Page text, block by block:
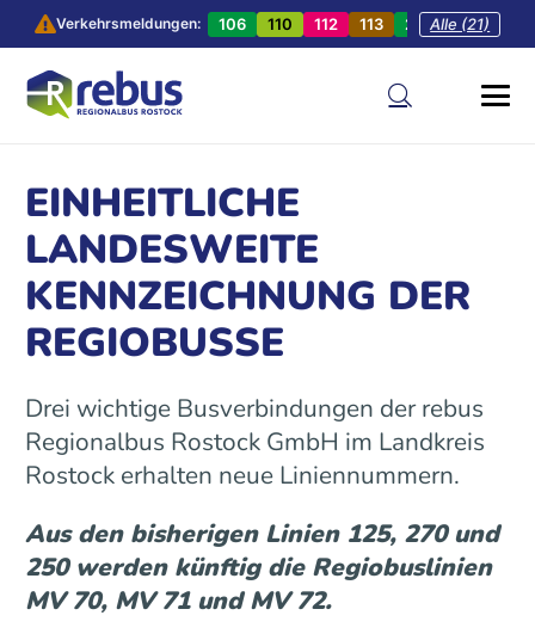
Verkehrsmeldungen: 106 110 112 113 201 202
Alle (21)
EINHEITLICHE
LANDESWEITE
KENNZEICHNUNG DER
REGIOBUSSE
Drei wichtige Busverbindungen der rebus
Regionalbus Rostock GmbH im Landkreis
Rostock erhalten neue Liniennummern.
Aus den bisherigen Linien 125, 270 und
250 werden künftig die Regiobuslinien
MV 70, MV 71 und MV 72.